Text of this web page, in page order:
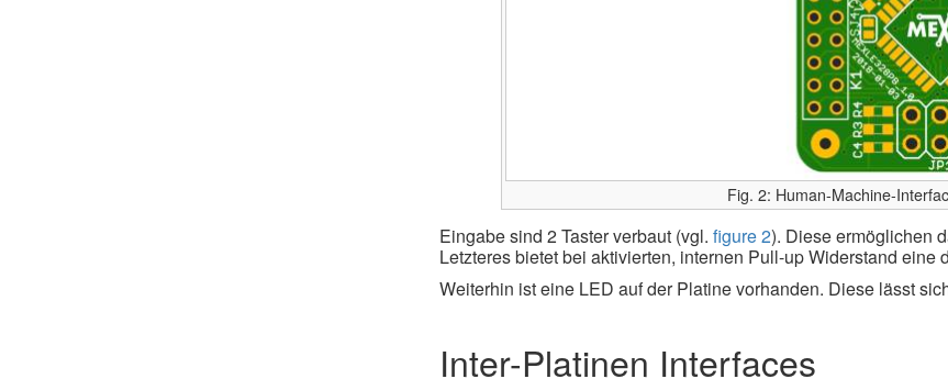
Fig. 2: Human-Machine-
Eingabe sind 2 Taster verbaut (vgl. figure 2). Diese ermöglichen
Letzteres bietet bei aktivierten, internen Pull-up Widerstand eine
Weiterhin ist eine LED auf der Platine vorhanden. Diese lässt
Inter-Platinen Interfaces